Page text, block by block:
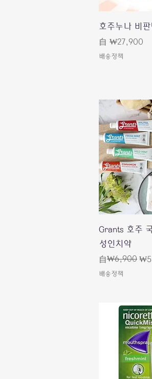
快
호주누나 비
自 ₩27,900
促銷價格
배송정책
Grants 호주
성인치약
自
一般價格
₩6,900
促銷價格
배송정책